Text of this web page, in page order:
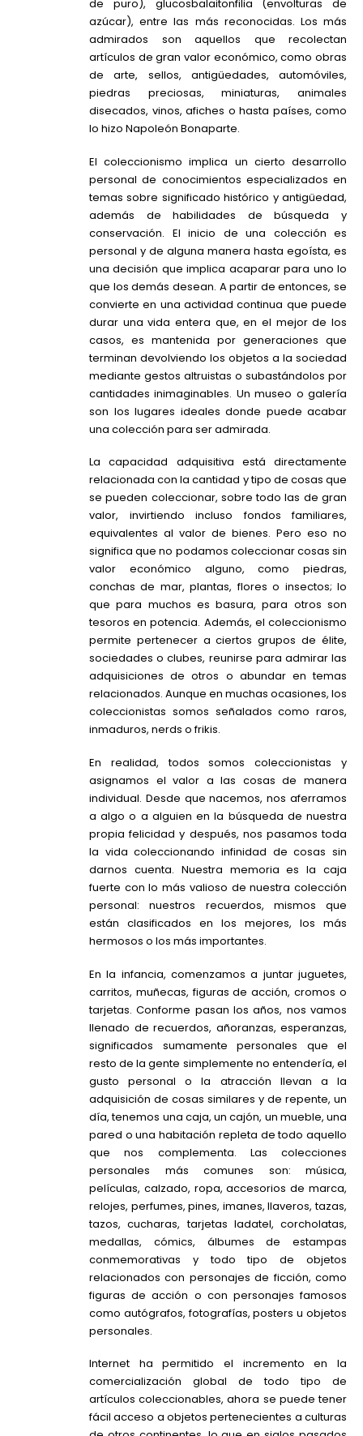
de puro), glucosbalaitonfilia (envolturas de
azúcar), entre las más reconocidas. Los más
admirados son aquellos que recolectan
artículos de gran valor económico, como obras
de arte, sellos, antigüedades, automóviles,
piedras preciosas, miniaturas, animales
disecados, vinos, afiches o hasta países, como
lo hizo Napoleón Bonaparte.
El coleccionismo implica un cierto desarrollo
personal de conocimientos especializados en
temas sobre significado histórico y antigüedad,
además de habilidades de búsqueda y
conservación. El inicio de una colección es
personal y de alguna manera hasta egoísta, es
una decisión que implica acaparar para uno lo
que los demás desean. A partir de entonces, se
convierte en una actividad continua que puede
durar una vida entera que, en el mejor de los
casos, es mantenida por generaciones que
terminan devolviendo los objetos a la sociedad
mediante gestos altruistas o subastándolos por
cantidades inimaginables. Un museo o galería
son los lugares ideales donde puede acabar
una colección para ser admirada.
La capacidad adquisitiva está directamente
relacionada con la cantidad y tipo de cosas que
se pueden coleccionar, sobre todo las de gran
valor, invirtiendo incluso fondos familiares,
equivalentes al valor de bienes. Pero eso no
significa que no podamos coleccionar cosas sin
valor económico alguno, como piedras,
conchas de mar, plantas, flores o insectos; lo
que para muchos es basura, para otros son
tesoros en potencia. Además, el coleccionismo
permite pertenecer a ciertos grupos de élite,
sociedades o clubes, reunirse para admirar las
adquisiciones de otros o abundar en temas
relacionados. Aunque en muchas ocasiones, los
coleccionistas somos señalados como raros,
inmaduros, nerds o frikis.
En realidad, todos somos coleccionistas y
asignamos el valor a las cosas de manera
individual. Desde que nacemos, nos aferramos
a algo o a alguien en la búsqueda de nuestra
propia felicidad y después, nos pasamos toda
la vida coleccionando infinidad de cosas sin
darnos cuenta. Nuestra memoria es la caja
fuerte con lo más valioso de nuestra colección
personal: nuestros recuerdos, mismos que
están clasificados en los mejores, los más
hermosos o los más importantes.
En la infancia, comenzamos a juntar juguetes,
carritos, muñecas, figuras de acción, cromos o
tarjetas. Conforme pasan los años, nos vamos
llenado de recuerdos, añoranzas, esperanzas,
significados sumamente personales que el
resto de la gente simplemente no entendería, el
gusto personal o la atracción llevan a la
adquisición de cosas similares y de repente, un
día, tenemos una caja, un cajón, un mueble, una
pared o una habitación repleta de todo aquello
que nos complementa. Las colecciones
personales más comunes son: música,
películas, calzado, ropa, accesorios de marca,
relojes, perfumes, pines, imanes, llaveros, tazas,
tazos, cucharas, tarjetas ladatel, corcholatas,
medallas, cómics, álbumes de estampas
conmemorativas y todo tipo de objetos
relacionados con personajes de ficción, como
figuras de acción o con personajes famosos
como autógrafos, fotografías, posters u objetos
personales.
Internet ha permitido el incremento en la
comercialización global de todo tipo de
artículos coleccionables, ahora se puede tener
fácil acceso a objetos pertenecientes a culturas